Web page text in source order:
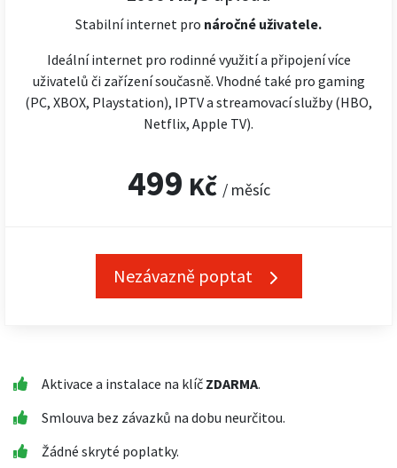
Stabilní internet pro náročné uživatele.
Ideální internet pro rodinné využití a připojení více
uživatelů či zařízení současně. Vhodné také pro gaming
(PC, XBOX, Playstation), IPTV a streamovací služby (HBO,
Netflix, Apple TV).
499 Kč / měsíc
Nezávazně poptat
Aktivace a instalace na klíč ZDARMA.
Smlouva bez závazků na dobu neurčitou.
Žádné skryté poplatky.